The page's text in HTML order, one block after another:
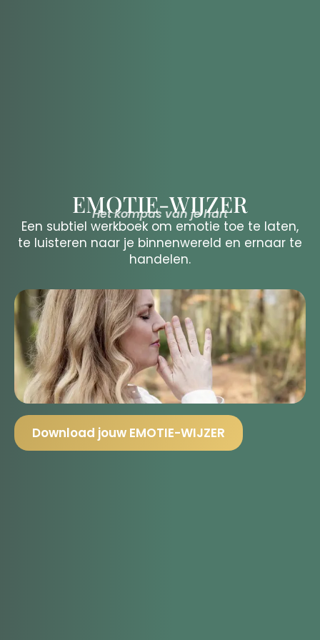
EMOTIE-WIJZER
Het kompas van je hart
Een subtiel werkboek om emotie toe te laten,
te luisteren naar je binnenwereld en ernaar te
handelen.
Download jouw EMOTIE-WIJZER